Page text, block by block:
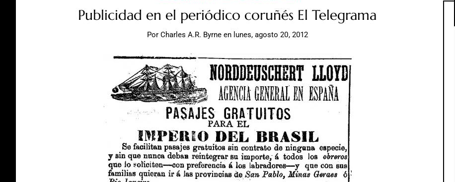
Publicidad en el periódico coruñés El Telegrama
Por Charles A.R. Byrne en lunes, agosto 20, 2012